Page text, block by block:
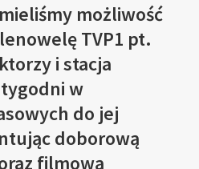
możliwość
TVP1 pt.
i stacja
tygodni w
do jej
doborową
filmową